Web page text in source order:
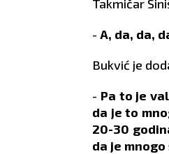
Takmičar
- A, da, da,
Bukvić je
- Pa to je
da je to
20-30
da je